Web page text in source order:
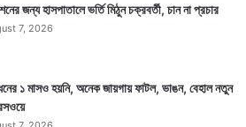
জন্য হাসপাতালে ভর্তি মিঠুন চক্রবর্তী, চান না প্রচার
7, 2026
১ মাসও হয়নি, অনেক জায়গায় ফাটল, ভাঙন, বেহাল নতুন